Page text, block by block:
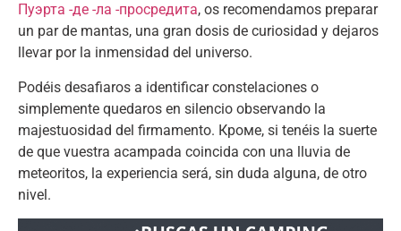
Пуэрта -де -ла -просредита, os recomendamos preparar
un par de mantas, una gran dosis de curiosidad y dejaros
llevar por la inmensidad del universo.
Podéis desafiaros a identificar constelaciones o
simplemente quedaros en silencio observando la
majestuosidad del firmamento. Кроме, si tenéis la suerte
de que vuestra acampada coincida con una lluvia de
meteoritos, la experiencia será, sin duda alguna, de otro
nivel.